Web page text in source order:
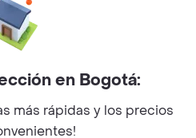
en Bogotá:
más rápidas y los precios